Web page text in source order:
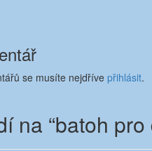
se musíte nejdříve přihlásit.
na “batoh